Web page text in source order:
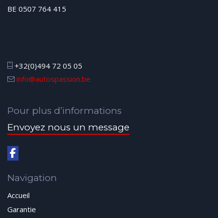
BE 0507 764 415
+32(0)494 72 05 05
info@autospassion.be
Pour plus d’informations
Envoyez nous un message
Navigation
Accueil
Garantie